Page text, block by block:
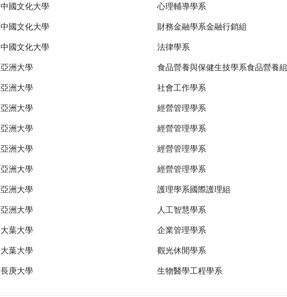
中國文化大學
心理輔導學系
中國文化大學
財務金融學系金融行銷組
中國文化大學
法律學系
亞洲大學
食品營養與保健生技學系食品營養組
亞洲大學
社會工作學系
亞洲大學
經營管理學系
亞洲大學
經營管理學系
亞洲大學
經營管理學系
亞洲大學
經營管理學系
亞洲大學
護理學系國際護理組
亞洲大學
人工智慧學系
大葉大學
企業管理學系
大葉大學
觀光休閒學系
長庚大學 生物醫學工程學系